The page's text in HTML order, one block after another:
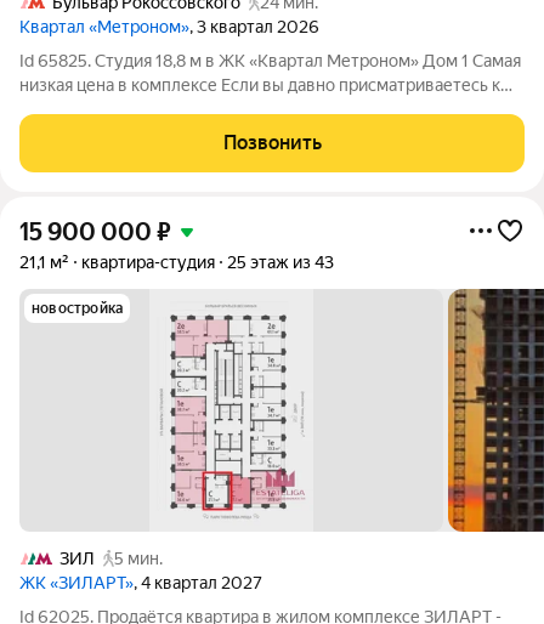
Квартал «Метроном», 3 квартал 2026
Id 65825. Студия 18,8 м в ЖК «Квартал Метроном» Дом 1 Самая
низкая цена в комплексе Если вы давно присматриваетесь к
вариантов на сегодняшний день. Продается студия площадью
18,8 м в Доме 1, секция
Позвонить
15 900 000 ₽
21,1 м² квартира-студия 25 этаж из 43
новостройка
ЗИЛ
5 мин.
ЖК «ЗИЛАРТ», 4 квартал 2027
Id 62025. Продаётся квартира в жилом комплексе ЗИЛАРТ -